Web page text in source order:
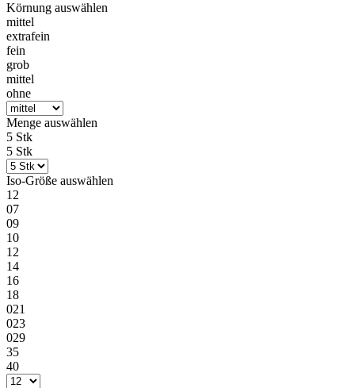
Körnung auswählen
mittel
extrafein
fein
grob
mittel
ohne
Menge auswählen
5 Stk
5 Stk
Iso-Größe auswählen
12
07
09
10
12
14
16
18
021
023
029
35
40